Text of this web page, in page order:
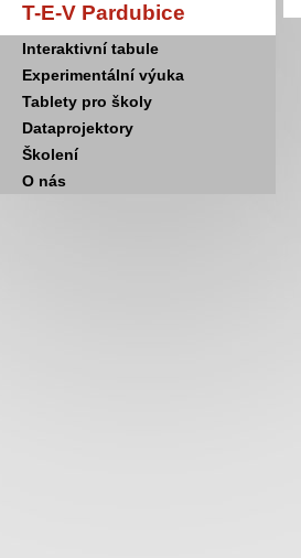
T-E-V Pardubice
Interaktivní tabule
Experimentální výuka
Tablety pro školy
Dataprojektory
Školení
O nás